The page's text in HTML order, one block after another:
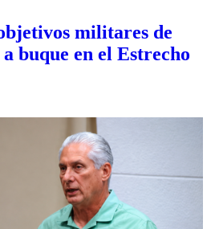
militares de
buque en el Estrecho